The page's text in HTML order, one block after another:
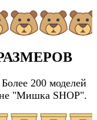
200 моделей
"Мишка SHOP".